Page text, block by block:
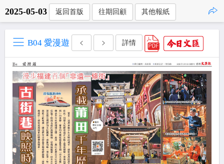
2025-05-03 返回首版 往期回顧 其他報紙
B04 愛漫遊 詳情